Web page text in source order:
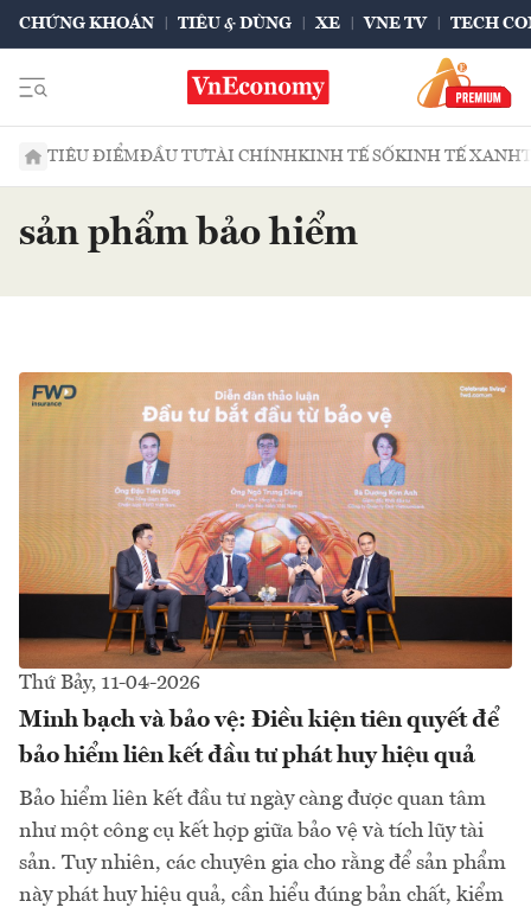
CHỨNG KHOÁN TIÊU & DÙNG XE VNE TV TECH
TIÊU ĐIỂMĐẦU TƯTÀI CHÍNHKINH TẾ SỐKINH TẾ XANH
sản phẩm bảo hiểm
Thứ Bảy, 11-04-2026
Minh bạch và bảo vệ: Điều kiện tiên quyết để
bảo hiểm liên kết đầu tư phát huy hiệu quả
Bảo hiểm liên kết đầu tư ngày càng được quan tâm
như một công cụ kết hợp giữa bảo vệ và tích lũy tài
sản. Tuy nhiên, các chuyên gia cho rằng để sản phẩm
này phát huy hiệu quả, cần hiểu đúng bản chất, kiểm